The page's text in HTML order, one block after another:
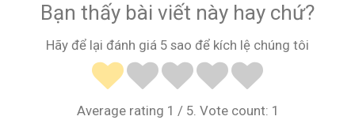
Bạn thấy bài viết này hay chứ?
Hãy để lại đánh giá 5 sao để kích lệ chúng tôi
Average rating 1 / 5. Vote count: 1